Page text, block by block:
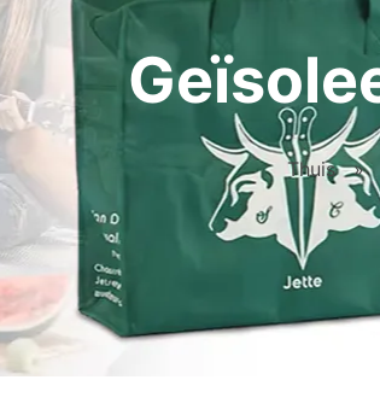
Thuis »